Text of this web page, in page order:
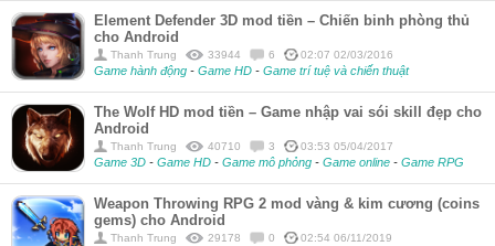
Element Defender 3D mod tiền – Chiến binh phòng thủ
cho Android
Thanh Trung 33944 6 02:07 02/03/2016
Game hành động - Game HD - Game trí tuệ và chiến thuật
The Wolf HD mod tiền – Game nhập vai sói skill đẹp cho
Android
Thanh Trung 40710 3 03:53 05/04/2017
Game 3D - Game HD - Game mô phỏng - Game online - Game RPG
Weapon Throwing RPG 2 mod vàng & kim cương (coins
gems) cho Android
Thanh Trung 29178 0 02:54 06/11/2019